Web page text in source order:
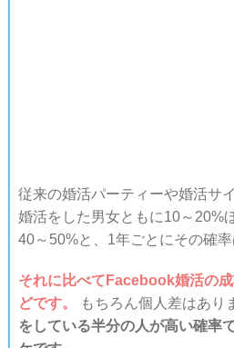
従来の婚活パーティーや婚活サ
婚活をした男女ともに10～20%
40～50%と、1年ごとにその確率
それに比べてFacebook婚活の
どです。
もちろん個人差はあり
をしている半分の人が高い確率